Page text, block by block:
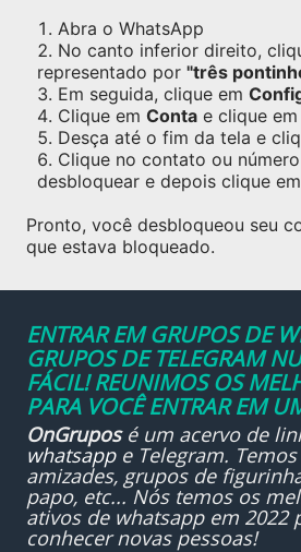
Abra o WhatsApp
No canto inferior direito,
representado por "três
Em seguida, clique em
Clique em Conta e clique em
Desça até o fim da tela e
Clique no contato ou
desbloquear e depois clique em
Pronto, você desbloqueou seu
que estava bloqueado.
ENTRAR EM GRUPOS DE
GRUPOS DE TELEGRAM
FÁCIL! REUNIMOS OS
PARA VOCÊ ENTRAR EM
OnGruposé um acervo de
whatsappe Telegram.
amizades, grupos de
papo, etc... Nós temos os
ativos de whatsapp em 2022
conhecer novas pessoas!